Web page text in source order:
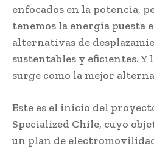
enfocados en la potencia,
tenemos la energía puesta
alternativas de
sustentables y eficientes.
surge como la mejor
Este es el inicio del
Specialized Chile, cuyo
un plan de